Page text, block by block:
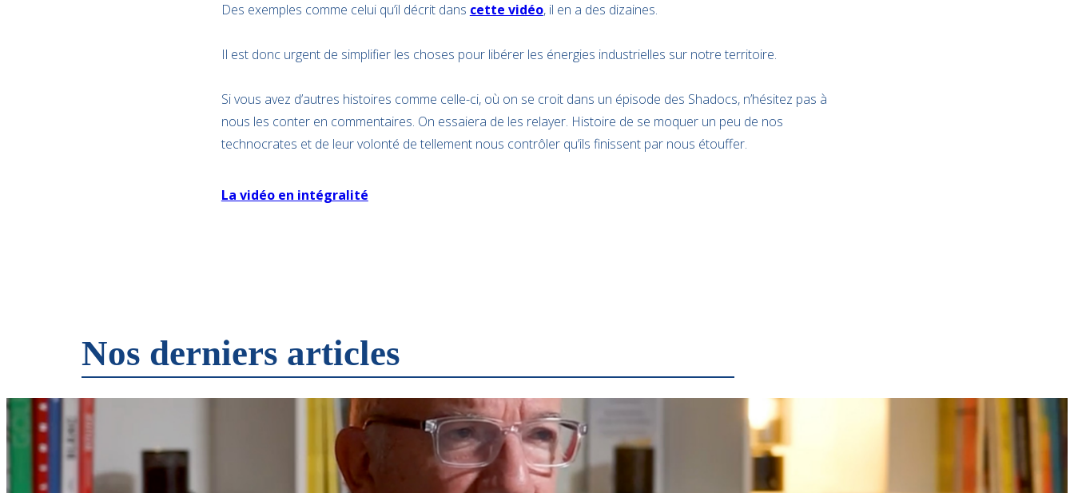
Des exemples comme celui qu’il décrit dans cette vidéo, il en a des dizaines.
Il est donc urgent de simplifier les choses pour libérer les énergies industrielles sur notre territoire.
Si vous avez d’autres histoires comme celle-ci, où on se croit dans un épisode des Shadocs, n’hésitez pas à
nous les conter en commentaires. On essaiera de les relayer. Histoire de se moquer un peu de nos
technocrates et de leur volonté de tellement nous contrôler qu’ils finissent par nous étouffer.
La vidéo en intégralité
Nos derniers articles